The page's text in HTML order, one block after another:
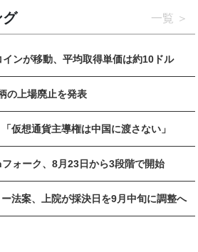
グ 一覧
ンが移動、平均取得単価は約10ドル
の上場廃止を発表
仮想通貨主導権は中国に渡さない」
ォーク、8月23日から3段階で開始
法案、上院が採決日を9月中旬に調整へ